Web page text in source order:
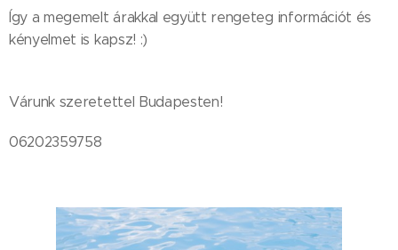
Így a megemelt árakkal együtt rengeteg információt és
kényelmet is kapsz! :)
Várunk szeretettel Budapesten!
06202359758